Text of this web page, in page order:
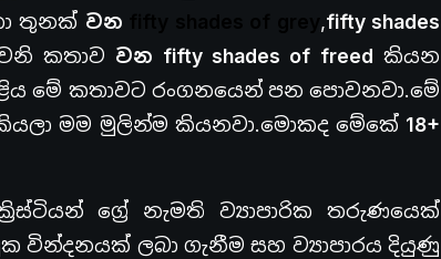
තුනක් වන ,fifty shades
කතාව වන fifty shades of freed කියන
මේ කතාවට රංගනයෙන් පන පොවනවා.මේ
මම මුලින්ම කියනවා.මොකද මේකේ 18+
ග්‍රේ නැමති ව්‍යාපාරික තරුණයෙක්
වින්දනයක් ලබා ගැනීම සහ ව්‍යාපාරය දියුණු